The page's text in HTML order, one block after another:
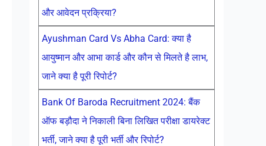
और आवेदन प्रक्रिया?
Ayushman Card Vs Abha Card: क्या है
आयुष्मान और आभा कार्ड और कौन से मिलते है लाभ,
जाने क्या है पूरी रिपोर्ट?
Bank Of Baroda Recruitment 2024: बैंक
ऑफ बड़ौदा ने निकाली बिना लिखित परीक्षा डायरेक्ट
भर्ती, जाने क्या है पूरी भर्ती और रिपोर्ट?